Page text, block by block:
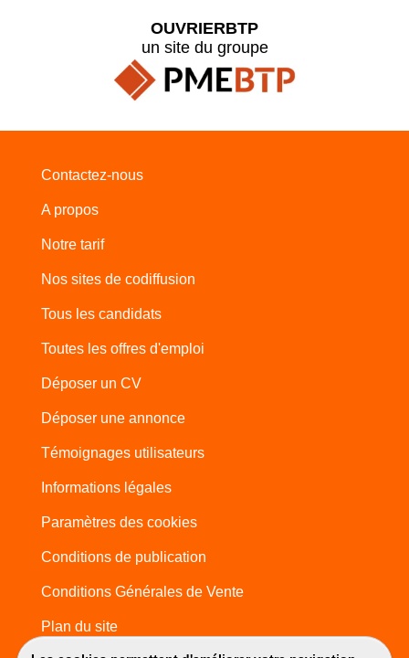
OUVRIERBTP
un site du groupe
Contactez-nous
A propos
Notre tarif
Nos sites de codiffusion
Tous les candidats
Toutes les offres d'emploi
Déposer un CV
Déposer une annonce
Témoignages utilisateurs
Informations légales
Paramètres des cookies
Conditions de publication
Conditions Générales de Vente
Plan du site